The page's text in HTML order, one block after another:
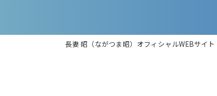
長妻 昭（ながつま昭）オフィシャルWEBサイト